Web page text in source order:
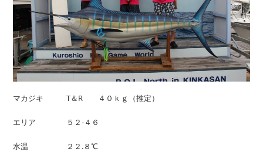
マカジキ T＆R ４０ｋｇ（推定）
エリア ５２-４６
水温 ２２.８℃